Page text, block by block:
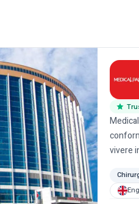
vivere